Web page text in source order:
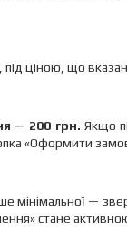
ціною, що
— 200 грн. Якщо
«Оформити
мінімальної —
стане